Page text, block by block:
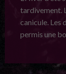
tardivement.
canicule. Les
permis une